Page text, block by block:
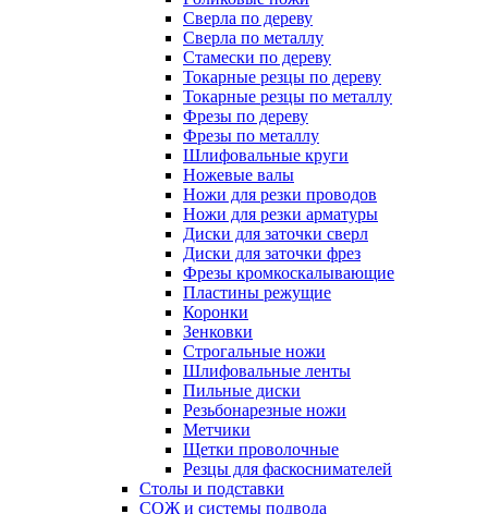
Сверла по дереву
Сверла по металлу
Стамески по дереву
Токарные резцы по дереву
Токарные резцы по металлу
Фрезы по дереву
Фрезы по металлу
Шлифовальные круги
Ножевые валы
Ножи для резки проводов
Ножи для резки арматуры
Диски для заточки сверл
Диски для заточки фрез
Фрезы кромкоскалывающие
Пластины режущие
Коронки
Зенковки
Строгальные ножи
Шлифовальные ленты
Пильные диски
Резьбонарезные ножи
Метчики
Щетки проволочные
Резцы для фаскоснимателей
Столы и подставки
СОЖ и системы подвода